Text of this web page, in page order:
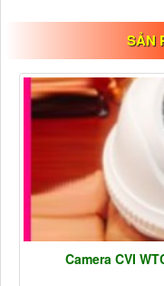
SẢN
Camera CVI